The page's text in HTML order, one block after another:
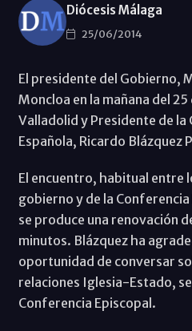
Diócesis Málaga
25/06/2014
El presidente del Gobierno,
Moncloa en la mañana del
Valladolid y Presidente de la
Española, Ricardo Blázquez
El encuentro, habitual entre
gobierno y de la
se produce una renovación
minutos. Blázquez ha
oportunidad de conversar
relaciones Iglesia-Estado,
Conferencia Episcopal.